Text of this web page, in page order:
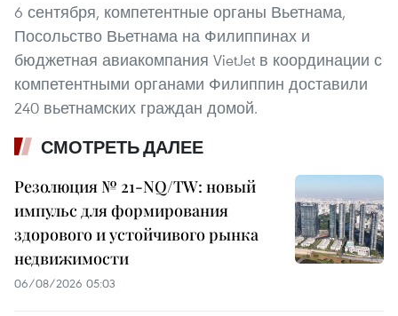
6 сентября, компетентные органы Вьетнама,
Посольство Вьетнама на Филиппинах и
бюджетная авиакомпания VietJet в координации с
компетентными органами Филиппин доставили
240 вьетнамских граждан домой.
СМОТРЕТЬ ДАЛЕЕ
Резолюция № 21-NQ/TW: новый
импульс для формирования
здорового и устойчивого рынка
недвижимости
06/08/2026 05:03